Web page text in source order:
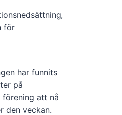
för
har funnits
på
förening att nå
den veckan.